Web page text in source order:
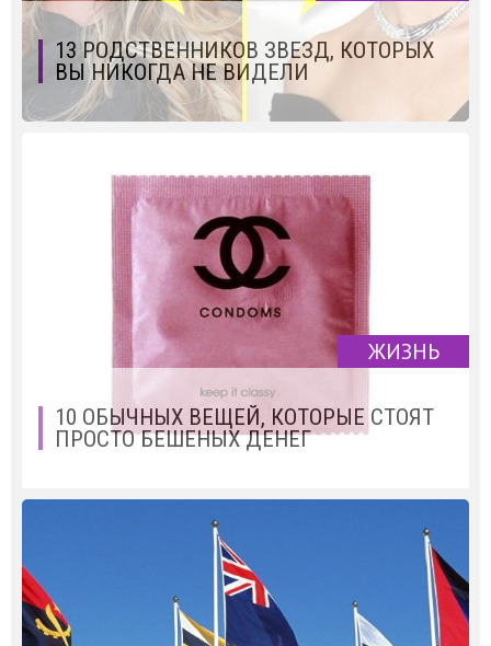
13 РОДСТВЕННИКОВ ЗВЕЗД, КОТОРЫХ
ВЫ НИКОГДА НЕ ВИДЕЛИ
ЖИЗНЬ
10 ОБЫЧНЫХ ВЕЩЕЙ, КОТОРЫЕ СТОЯТ
ПРОСТО БЕШЕНЫХ ДЕНЕГ